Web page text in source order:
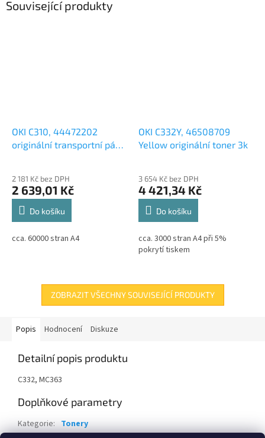
Související produkty
OKI C310, 44472202
originální transportní pás
2 181 Kč bez DPH
2 639,01 Kč
Do košíku
cca. 60000 stran A4
OKI C332Y, 46508709
Yellow originální toner 3k
3 654 Kč bez DPH
4 421,34 Kč
Do košíku
cca. 3000 stran A4 při 5%
pokrytí tiskem
ZOBRAZIT VŠECHNY SOUVISEJÍCÍ PRODUKTY
Popis Hodnocení Diskuze
Detailní popis produktu
C332, MC363
Doplňkové parametry
Kategorie: Tonery